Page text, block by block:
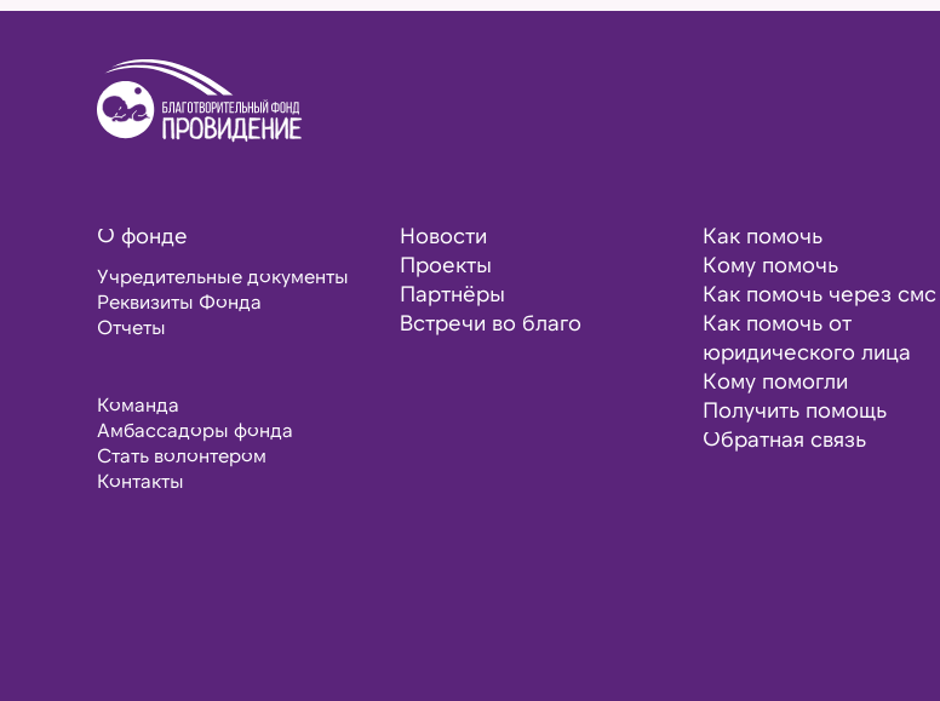
О фонде
Учредительные документы
Реквизиты Фонда
Отчеты
Команда
Амбассадоры фонда
Стать волонтером
Контакты
Новости
Проекты
Партнёры
Встречи во благо
Как помочь
Кому помочь
Как помочь через смс
Как помочь от
юридического лица
Кому помогли
Получить помощь
Обратная связь